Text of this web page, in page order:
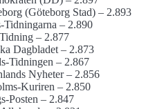
(Göteborg Stad) – 2.893
Tidningarna – 2.890
– 2.877
Dagbladet – 2.873
Tidningen – 2.867
Nyheter – 2.856
Kuriren – 2.850
Posten – 2.847